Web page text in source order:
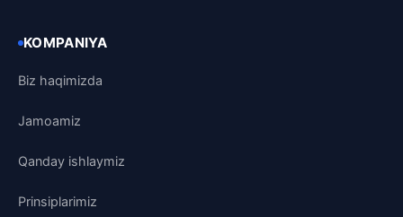
KOMPANIYA
Biz haqimizda
Jamoamiz
Qanday ishlaymiz
Prinsiplarimiz